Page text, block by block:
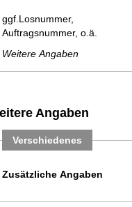
ggf.Losnummer,
Auftragsnummer, o.ä.
Weitere Angaben
Angaben
Verschiedenes
Zusätzliche Angaben